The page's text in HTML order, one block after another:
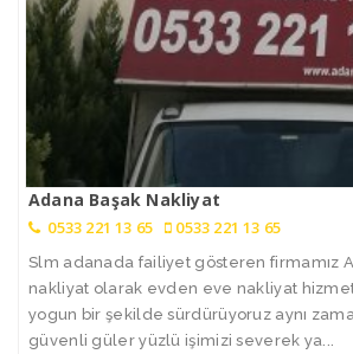
Adana Başak Nakliyat
0533 221 13 65 0533 221 13 65
Slm adanada failiyet gösteren firmamız
nakliyat olarak evden eve nakliyat
yogun bir şekilde sürdürüyoruz aynı
güvenli güler yüzlü işimizi severek ya...